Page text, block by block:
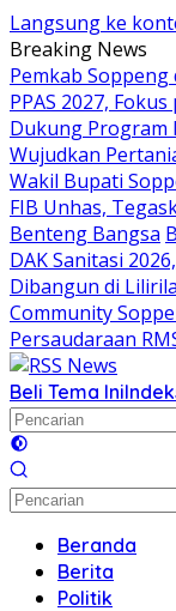
Langsung ke
Breaking News
Pemkab Soppeng
PPAS 2027,
Dukung Program
Wujudkan
Wakil Bupati
FIB Unhas,
Benteng Bangsa
DAK Sanitasi
Dibangun di
Community
Persaudaraan
Beli Tema Ini
Beranda
Berita
Politik